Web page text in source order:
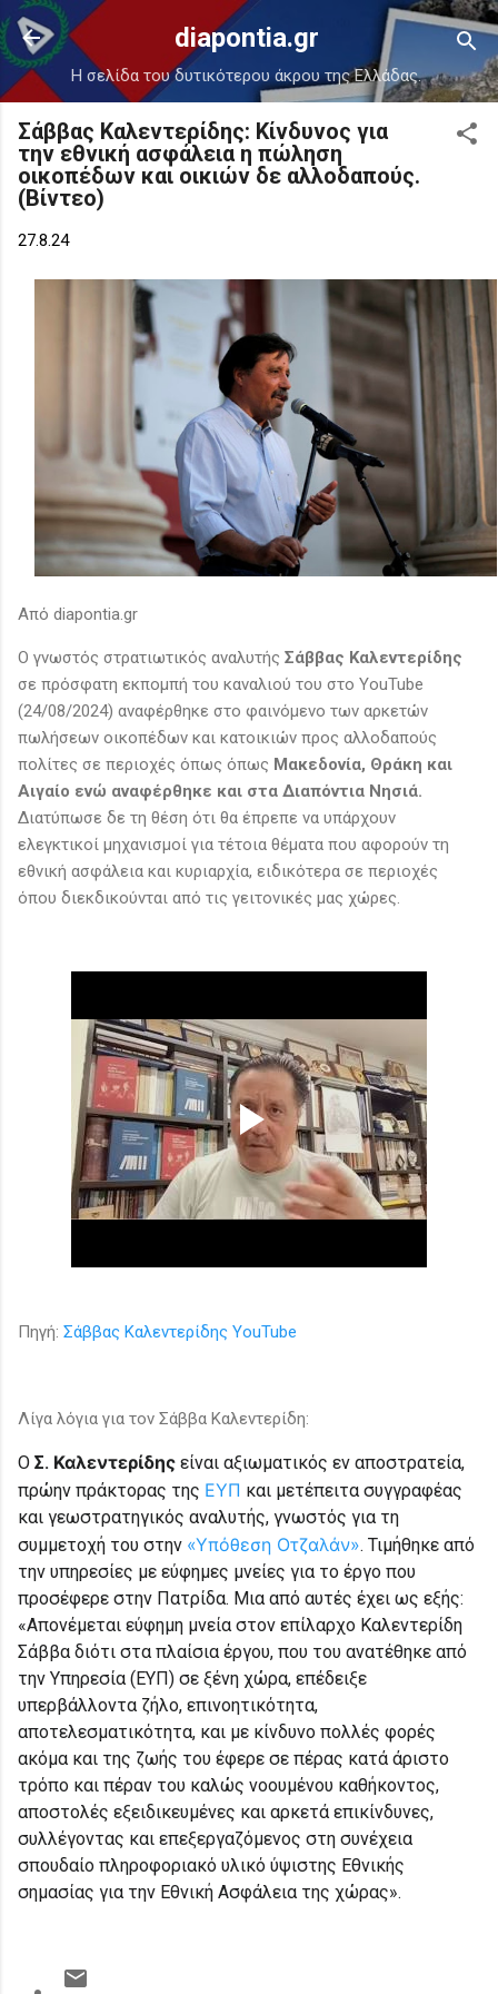
Μετάβαση στο κύριο περιεχόμενο
diapontia.gr
Η σελίδα του δυτικότερου άκρου της Ελλάδας.
Σάββας Καλεντερίδης: Κίνδυνος για
την εθνική ασφάλεια η πώληση
οικοπέδων και οικιών δε αλλοδαπούς.
(Βίντεο)
27.8.24
Από diapontia.gr
Ο γνωστός στρατιωτικός αναλυτής Σάββας Καλεντερίδης
σε πρόσφατη εκπομπή του καναλιού του στο YouTube
(24/08/2024) αναφέρθηκε στο φαινόμενο των αρκετών
πωλήσεων οικοπέδων και κατοικιών προς αλλοδαπούς
πολίτες σε περιοχές όπως όπως Μακεδονία, Θράκη και
Αιγαίο ενώ αναφέρθηκε και στα Διαπόντια Νησιά.
Διατύπωσε δε τη θέση ότι θα έπρεπε να υπάρχουν
ελεγκτικοί μηχανισμοί για τέτοια θέματα που αφορούν τη
εθνική ασφάλεια και κυριαρχία, ειδικότερα σε περιοχές
όπου διεκδικούνται από τις γειτονικές μας χώρες.
Πηγή: Σάββας Καλεντερίδης YouTube
Λίγα λόγια για τον Σάββα Καλεντερίδη:
O Σ. Καλεντερίδης είναι αξιωματικός εν αποστρατεία,
πρώην πράκτορας της ΕΥΠ και μετέπειτα συγγραφέας
και γεωστρατηγικός αναλυτής, γνωστός για τη
συμμετοχή του στην «Υπόθεση Οτζαλάν». Τιμήθηκε από
την υπηρεσίες με εύφημες μνείες για το έργο που
προσέφερε στην Πατρίδα. Μια από αυτές έχει ως εξής:
«Απονέμεται εύφημη μνεία στον επίλαρχο Καλεντερίδη
Σάββα διότι στα πλαίσια έργου, που του ανατέθηκε από
την Υπηρεσία (ΕΥΠ) σε ξένη χώρα, επέδειξε
υπερβάλλοντα ζήλο, επινοητικότητα,
αποτελεσματικότητα, και με κίνδυνο πολλές φορές
ακόμα και της ζωής του έφερε σε πέρας κατά άριστο
τρόπο και πέραν του καλώς νοουμένου καθήκοντος,
αποστολές εξειδικευμένες και αρκετά επικίνδυνες,
συλλέγοντας και επεξεργαζόμενος στη συνέχεια
σπουδαίο πληροφοριακό υλικό ύψιστης Εθνικής
σημασίας για την Εθνική Ασφάλεια της χώρας».